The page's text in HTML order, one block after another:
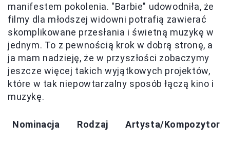
manifestem pokolenia. "Barbie" udowodniła, że
filmy dla młodszej widowni potrafią zawierać
skomplikowane przesłania i świetną muzykę w
jednym. To z pewnością krok w dobrą stronę, a
ja mam nadzieję, że w przyszłości zobaczymy
jeszcze więcej takich wyjątkowych projektów,
które w tak niepowtarzalny sposób łączą kino i
muzykę.
Nominacja Rodzaj Artysta/Kompozytor